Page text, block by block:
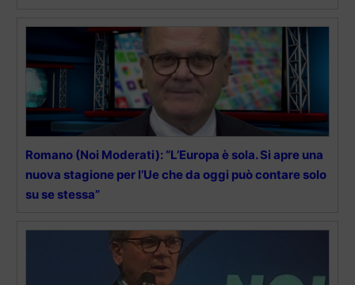
Romano (Noi Moderati): “L’Europa è sola. Si apre una
nuova stagione per l’Ue che da oggi può contare solo
su se stessa”